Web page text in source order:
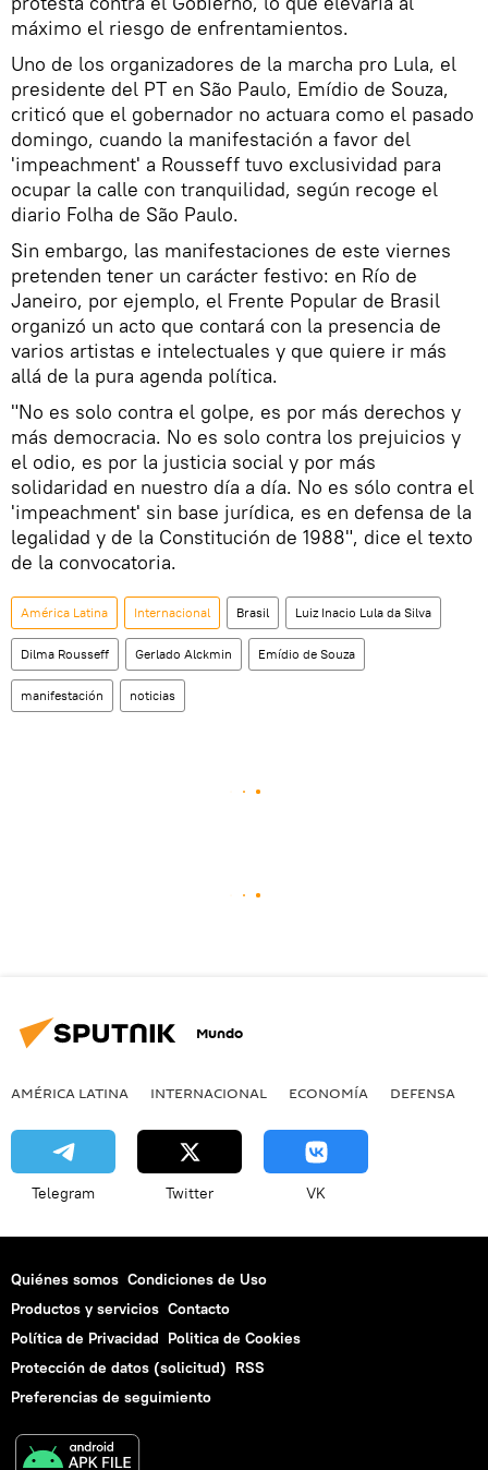
máximo el riesgo de enfrentamientos.
Uno de los organizadores de la marcha pro Lula, el
presidente del PT en São Paulo, Emídio de Souza,
criticó que el gobernador no actuara como el pasado
domingo, cuando la manifestación a favor del
'impeachment' a Rousseff tuvo exclusividad para
ocupar la calle con tranquilidad, según recoge el
diario Folha de São Paulo.
Sin embargo, las manifestaciones de este viernes
pretenden tener un carácter festivo: en Río de
Janeiro, por ejemplo, el Frente Popular de Brasil
organizó un acto que contará con la presencia de
varios artistas e intelectuales y que quiere ir más
allá de la pura agenda política.
"No es solo contra el golpe, es por más derechos y
más democracia. No es solo contra los prejuicios y
el odio, es por la justicia social y por más
solidaridad en nuestro día a día. No es sólo contra el
'impeachment' sin base jurídica, es en defensa de la
legalidad y de la Constitución de 1988", dice el texto
de la convocatoria.
América Latina Internacional Brasil Luiz Inacio Lula da Silva
Dilma Rousseff Gerlado Alckmin Emídio de Souza
manifestación noticias
Mundo
AMÉRICA LATINA INTERNACIONAL ECONOMÍA DEFENSA
Telegram Twitter VK
Quiénes somos Condiciones de Uso
Productos y servicios Contacto
Política de Privacidad Politica de Cookies
Protección de datos (solicitud) RSS
Preferencias de seguimiento